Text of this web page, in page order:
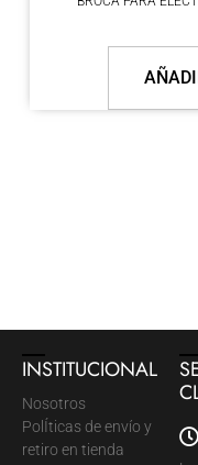
INSTITUCIONAL
Nosotros
PolÍticas de envío y
retiro en tienda